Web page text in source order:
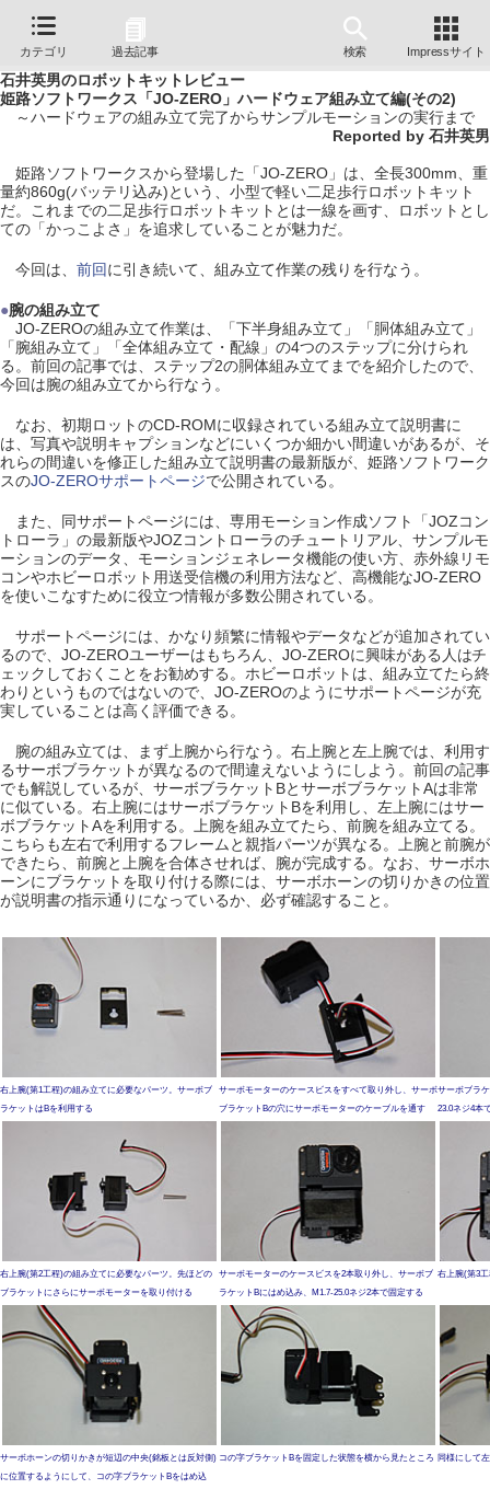
カテゴリ 過去記事 検索 Impressサイト
石井英男のロボットキットレビュー
姫路ソフトワークス「JO-ZERO」ハードウェア組み立て編(その2)
～ハードウェアの組み立て完了からサンプルモーションの実行まで
Reported by 石井英男
姫路ソフトワークスから登場した「JO-ZERO」は、全長300mm、重
量約860g(バッテリ込み)という、小型で軽い二足歩行ロボットキット
だ。これまでの二足歩行ロボットキットとは一線を画す、ロボットとし
ての「かっこよさ」を追求していることが魅力だ。
今回は、 前回に引き続いて、組み立て作業の残りを行なう。
●腕の組み立て
JO-ZEROの組み立て作業は、「下半身組み立て」「胴体組み立て」
「腕組み立て」「全体組み立て・配線」の4つのステップに分けられ
る。前回の記事では、ステップ2の胴体組み立てまでを紹介したので、
今回は腕の組み立てから行なう。
なお、初期ロットのCD-ROMに収録されている組み立て説明書に
は、写真や説明キャプションなどにいくつか細かい間違いがあるが、そ
れらの間違いを修正した組み立て説明書の最新版が、姫路ソフトワーク
スのJO-ZEROサポートページで公開されている。
また、同サポートページには、専用モーション作成ソフト「JOZコン
トローラ」の最新版やJOZコントローラのチュートリアル、サンプルモ
ーションのデータ、モーションジェネレータ機能の使い方、赤外線リモ
コンやホビーロボット用送受信機の利用方法など、高機能なJO-ZERO
を使いこなすために役立つ情報が多数公開されている。
サポートページには、かなり頻繁に情報やデータなどが追加されてい
るので、JO-ZEROユーザーはもちろん、JO-ZEROに興味がある人はチ
ェックしておくことをお勧めする。ホビーロボットは、組み立てたら終
わりというものではないので、JO-ZEROのようにサポートページが充
実していることは高く評価できる。
腕の組み立ては、まず上腕から行なう。右上腕と左上腕では、利用す
るサーボブラケットが異なるので間違えないようにしよう。前回の記事
でも解説しているが、サーボブラケットBとサーボブラケットAは非常
に似ている。右上腕にはサーボブラケットBを利用し、左上腕にはサー
ボブラケットAを利用する。上腕を組み立てたら、前腕を組み立てる。
こちらも左右で利用するフレームと親指パーツが異なる。上腕と前腕が
できたら、前腕と上腕を合体させれば、腕が完成する。なお、サーボホ
ーンにブラケットを取り付ける際には、サーボホーンの切りかきの位置
が説明書の指示通りになっているか、必ず確認すること。
右上腕(第1工程)の組み立てに必要なパーツ。サーボブ
ラケットはBを利用する
サーボモーターのケースビスをすべて取り外し、サーボ
ブラケットBの穴にサーボモーターのケーブルを通す
サーボブラ
23.0ネジ4本
右上腕(第2工程)の組み立てに必要なパーツ。先ほどの
ブラケットにさらにサーボモーターを取り付ける
サーボモーターのケースビスを2本取り外し、サーボブ
ラケットBにはめ込み、M1.7-25.0ネジ2本で固定する
右上腕(第3
サーボホーンの切りかきが短辺の中央(銘板とは反対側)
に位置するようにして、コの字ブラケットBをはめ込
コの字ブラケットBを固定した状態を横から見たところ 同様にして